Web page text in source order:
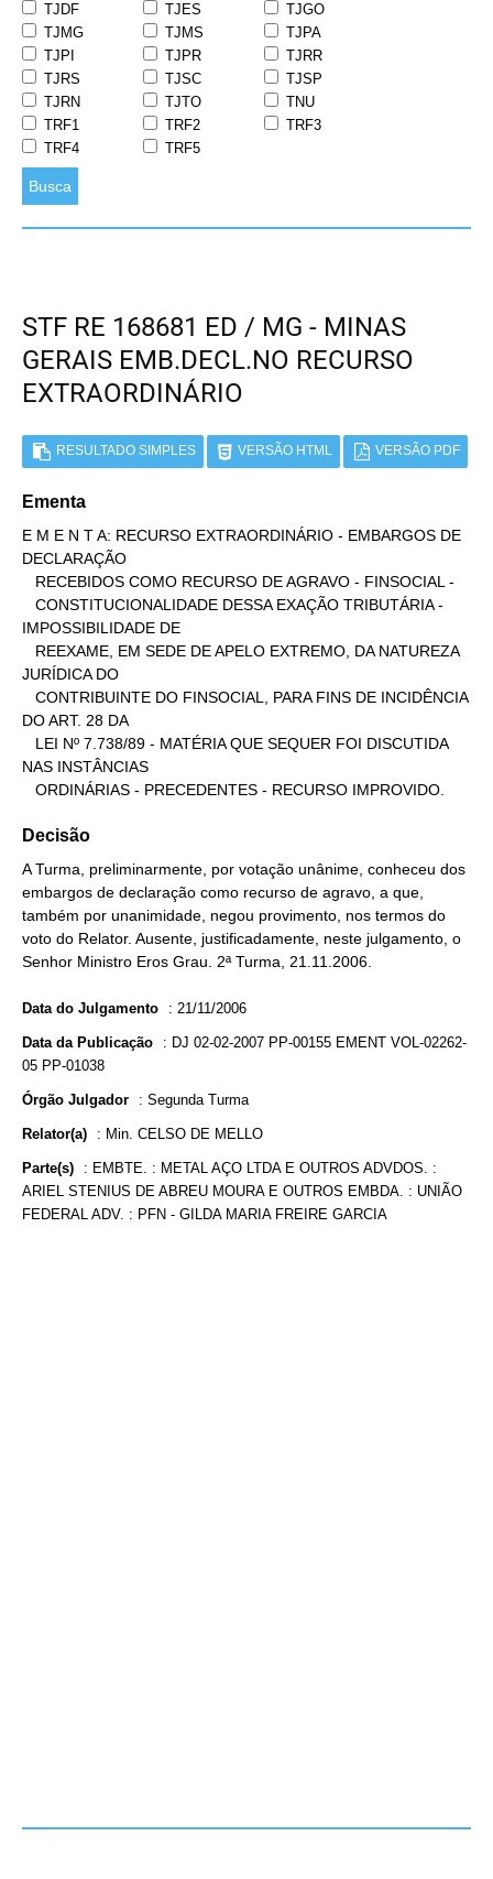
TJDF
TJES
TJGO
TJMG
TJMS
TJPA
TJPI
TJPR
TJRR
TJRS
TJSC
TJSP
TJRN
TJTO
TNU
TRF1
TRF2
TRF3
TRF4
TRF5
Busca
STF RE 168681 ED / MG - MINAS
GERAIS EMB.DECL.NO RECURSO
EXTRAORDINÁRIO
RESULTADO SIMPLES VERSÃO HTML VERSÃO PDF
Ementa
E M E N T A: RECURSO EXTRAORDINÁRIO - EMBARGOS DE
DECLARAÇÃO
IMPOSSIBILIDADE DE
JURÍDICA DO
DO ART. 28 DA
NAS INSTÂNCIAS
   ORDINÁRIAS - PRECEDENTES - RECURSO IMPROVIDO.
Decisão
A Turma, preliminarmente, por votação unânime, conheceu dos
embargos de declaração como recurso de agravo, a que,
também por unanimidade, negou provimento, nos termos do
voto do Relator. Ausente, justificadamente, neste julgamento, o
Senhor Ministro Eros Grau. 2ª Turma, 21.11.2006.
Data do Julgamento : 21/11/2006
Data da Publicação : DJ 02-02-2007 PP-00155 EMENT VOL-02262-
05 PP-01038
Órgão Julgador : Segunda Turma
Relator(a) : Min. CELSO DE MELLO
Parte(s) : EMBTE. : METAL AÇO LTDA E OUTROS ADVDOS. :
ARIEL STENIUS DE ABREU MOURA E OUTROS EMBDA. : UNIÃO
FEDERAL ADV. : PFN - GILDA MARIA FREIRE GARCIA